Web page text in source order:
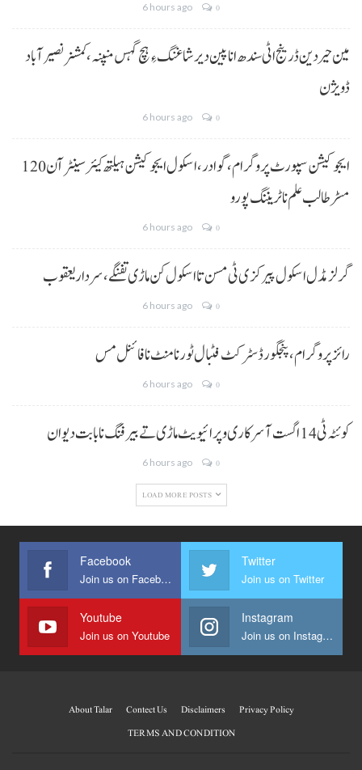
6 hours ago 0
مین حیردین ڈرینج اٹی سندھ انا پین دیر شاغنگ ءِ ہچ گہس منپنہ،کمشنر نصیرآباد
ڈویژن
6 hours ago 0
ایجوکیشن سپورٹ پروگرام،گوادر، اسکول ایجوکیشن ہیلتھ کیئر سینٹر آن 120
مسڑ طالب علم نا ٹریننگ پورو
6 hours ago 0
گرلز مڈل اسکول پیرکزی ٹی مسن تا اسکول کن ماڑی تفنگے، سردار یعقوب
6 hours ago 0
رائز پروگرام، پنجگور ڈسٹرکٹ فٹبال ٹورنامنٹ نا فائنل مس
6 hours ago 0
کوئٹہ ٹی 14 اگست آ سرکاری و پرائیویٹ ماڑی تے بیرفنگ نا بابت دیوان
6 hours ago 0
LOAD MORE POSTS
Facebook
Join us on Facebook
Twitter
Join us on Twitter
Youtube
Join us on Youtube
Instagram
Join us on Instagram
About Talar Contect Us Disclaimers
Privacy Policy
TERMS AND CONDITION